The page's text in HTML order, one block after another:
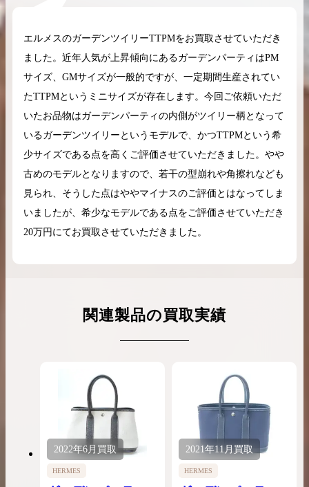
コラムをさらにみる
エルメスのガーデンツイリーTTPMをお買取させていただき
ました。近年人気が上昇傾向にあるガーデンパーティはPM
サイズ、GMサイズが一般的ですが、一定期間生産されてい
たTTPMというミニサイズが存在します。今回ご依頼いただ
いたお品物はガーデンパーティの内側がツイリー柄となって
いるガーデンツイリーというモデルで、かつTTPMという希
少サイズである点を高くご評価させていただきました。やや
古めのモデルとなりますので、若干の型崩れや角擦れなども
見られ、そうした点はややマイナスのご評価とはなってしま
いましたが、希少なモデルである点をご評価させていただき
20万円にてお買取させていただきました。
関連製品の買取実績
2022年6月 買取
HERMES
2021年11月買取
HERMES